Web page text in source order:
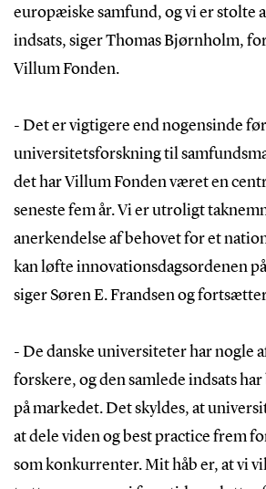
europæiske samfund, og vi er stolte
indsats, siger Thomas Bjørnholm,
Villum Fonden.
- Det er vigtigere end nogensinde
universitetsforskning til
det har Villum Fonden været en
seneste fem år. Vi er utroligt
anerkendelse af behovet for et
kan løfte innovationsdagsordenen
siger Søren E. Frandsen og
- De danske universiteter har nogle
forskere, og den samlede indsats
på markedet. Det skyldes, at
at dele viden og best practice frem
som konkurrenter. Mit håb er, at vi